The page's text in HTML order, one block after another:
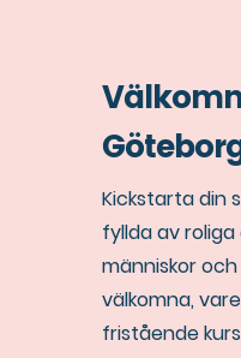
Kickstarta din
fyllda av
människor
välkomna,
fristående